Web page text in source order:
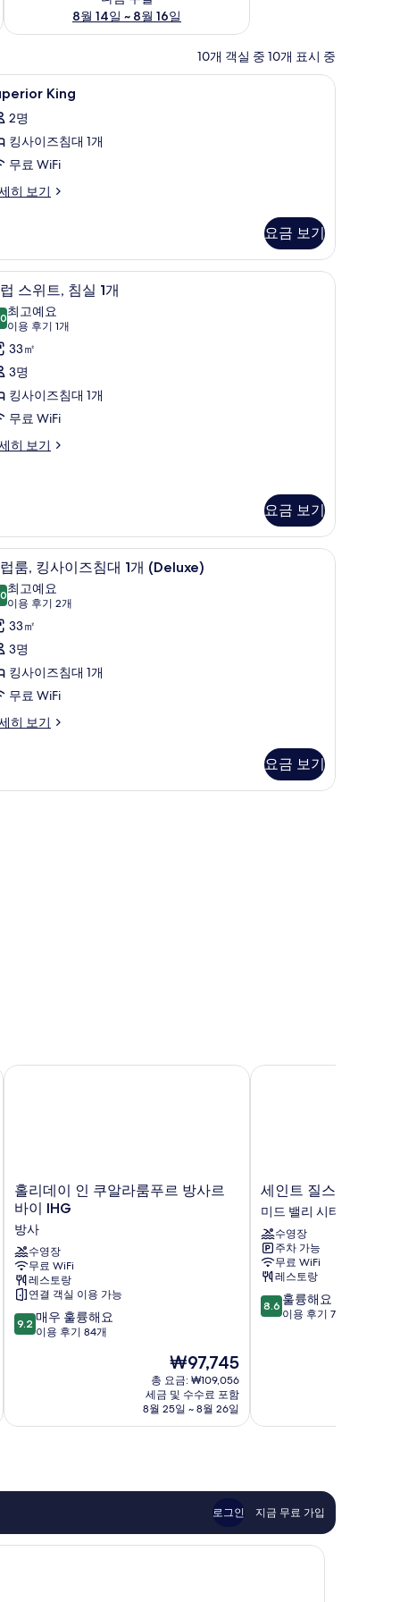
8월 14일 ~ 8월 16일
10개 객실 중 10개 표시 중
간 미니바, 객실 내 금고, 책상, 노트북 작업 공간
7 King
2명
킹사이즈침대 1개
무료 WiFi
히 보기
요금 보기
간 클럽 스위트, 침실 1개 | 미니바, 객실 내 금고,
10 스위트, 침실 1개
점 만점 중 10점
최고예요
이용 후기 1개
(이
용
후
기
개)
33㎡
3명
킹사이즈침대 1개
무료 WiFi
히 보기
요금 보기
간 미니바, 객실 내 금고, 책상, 노트북 작업 공간
10룸, 킹사이즈침대 1개 (Deluxe)
점 만점 중 10점
최고예요
이용 후기 2개
(이
용
후
기
2
개)
33㎡
3명
킹사이즈침대 1개
무료 WiFi
히 보기
요금 보기
홀
리
데
이
인
쿠
알
라
룸
푸
이
홀리데이 인 쿠알라룸푸르 방사르
바이 IHG
방사
수영장
무료 WiFi
레스토랑
연결 객실 이용 가능
10
점
매
해
용
9.2 매우 훌륭해요
이용 후기 84개
현
재
요
금
₩97,745
₩97,745
총 요금: ₩109,056
세금 및 수수료 포함
8월 25일 ~ 8월 26일
홀리데이 인 쿠알라룸푸르 방사르 바이 IHG
세
인
트
질
스
불
리
바
드
시
세인트 질스 불리바드
미드 밸리 시티
수영장
주차 가능
무료 WiFi
레스토랑
10
점
륭
용
후
기
718
8.6 훌륭해요
이용 후기 718개
세인트 질스 불리바드
로그인 지금 무료 가입